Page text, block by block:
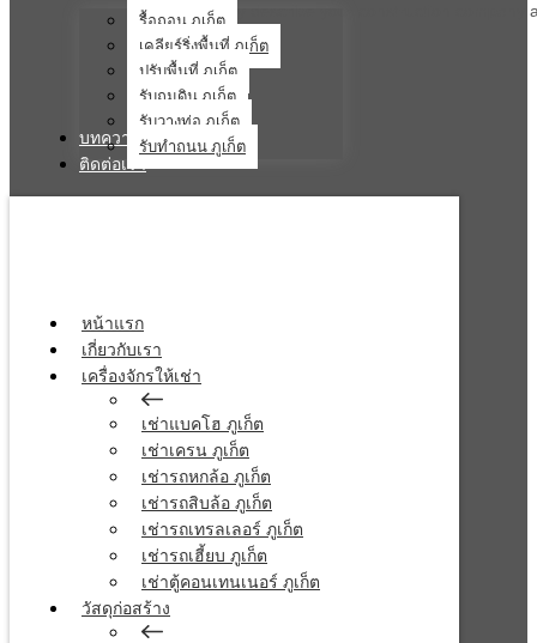
Briefly describe your construction company
รื้อถอน ภูเก็ต
เคลียร์ริ่งพื้นที่ ภูเก็ต
ปรับพื้นที่ ภูเก็ต
รับถมดิน ภูเก็ต
รับวางท่อ ภูเก็ต
รับทำถนน ภูเก็ต
บทความ
ติดต่อเรา
หน้าแรก
เกี่ยวกับเรา
เครื่องจักรให้เช่า
เช่าแบคโฮ ภูเก็ต
เช่าเครน ภูเก็ต
เช่ารถหกล้อ ภูเก็ต
เช่ารถสิบล้อ ภูเก็ต
เช่ารถเทรลเลอร์ ภูเก็ต
เช่ารถเฮี้ยบ ภูเก็ต
เช่าตู้คอนเทนเนอร์ ภูเก็ต
วัสดุก่อสร้าง